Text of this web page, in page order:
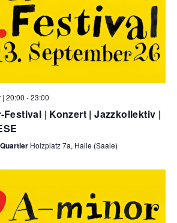
| 20:00 -23:00
Festival | Konzert | Jazzkollektiv |
Holzplatz 7a, Halle (Saale)